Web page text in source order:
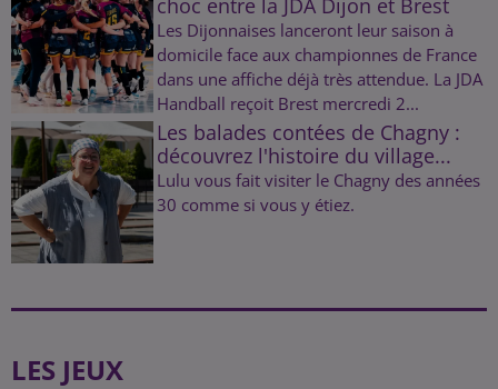
Les Dijonnaises lanceront leur saison à
domicile face aux championnes de France
dans une affiche déjà très attendue. La JDA
Handball reçoit Brest mercredi 2...
Les balades contées de Chagny :
découvrez l'histoire du village...
Lulu vous fait visiter le Chagny des années
30 comme si vous y étiez.
LES JEUX